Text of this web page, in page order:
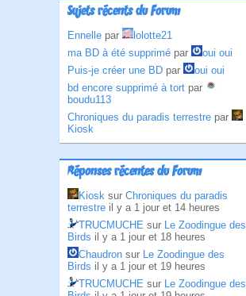
Sujets récents du Forum
Ennelle par
lolotte21
ma BD à été supprimé par
oui oui
Puis-je créer une BD par
oui oui
bd encore supprimé à tort par
boudu113
Chroniques du paradis terrestre par
Kiosk
Réponses récentes du Forum
Kiosk sur Chroniques du paradis
terrestre il y a 1 jour et 14 heures
TRUCMUCHE sur Le Zoodingue des
Birds il y a 1 jour et 18 heures
Chaudron sur Le Zoodingue des
Birds il y a 1 jour et 19 heures
TRUCMUCHE sur Le Zoodingue des